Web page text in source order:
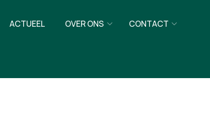
ACTUEEL OVER ONS CONTACT